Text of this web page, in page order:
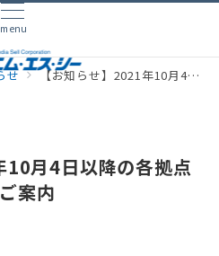
menu
せ 【お知らせ】2021年10月4日以降の各拠点の営業時間の変更のご案内
10月4日以降の各拠点
案内